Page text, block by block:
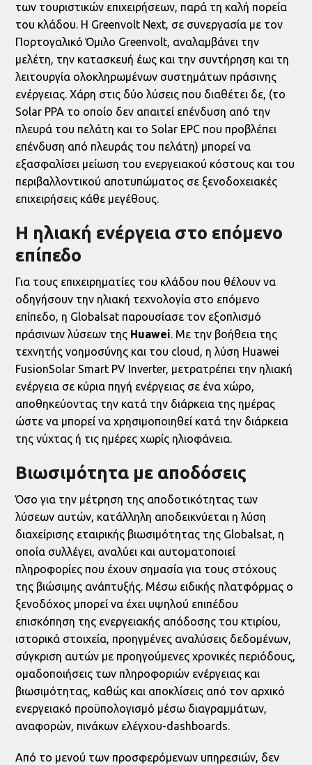
των τουριστικών επιχειρήσεων, παρά τη καλή πορεία
του κλάδου. Η Greenvolt Next, σε συνεργασία με τον
Πορτογαλικό Όμιλο Greenvolt, αναλαμβάνει την
μελέτη, την κατασκευή έως και την συντήρηση και τη
λειτουργία ολοκληρωμένων συστημάτων πράσινης
ενέργειας. Χάρη στις δύο λύσεις που διαθέτει δε, (το
Solar PPA το οποίο δεν απαιτεί επένδυση από την
πλευρά του πελάτη και το Solar EPC που προβλέπει
επένδυση από πλευράς του πελάτη) μπορεί να
εξασφαλίσει μείωση του ενεργειακού κόστους και του
περιβαλλοντικού αποτυπώματος σε ξενοδοχειακές
επιχειρήσεις κάθε μεγέθους.
Η ηλιακή ενέργεια στο επόμενο
επίπεδο
Για τους επιχειρηματίες του κλάδου που θέλουν να
οδηγήσουν την ηλιακή τεχνολογία στο επόμενο
επίπεδο, η Globalsat παρουσίασε τον εξοπλισμό
πράσινων λύσεων της Huawei. Με την βοήθεια της
τεχνητής νοημοσύνης και του cloud, η λύση Huawei
FusionSolar Smart PV Inverter, μετρατρέπει την ηλιακή
ενέργεια σε κύρια πηγή ενέργειας σε ένα χώρο,
αποθηκεύοντας την κατά την διάρκεια της ημέρας
ώστε να μπορεί να χρησιμοποιηθεί κατά την διάρκεια
της νύχτας ή τις ημέρες χωρίς ηλιοφάνεια.
Βιωσιμότητα με αποδόσεις
Όσο για την μέτρηση της αποδοτικότητας των
λύσεων αυτών, κατάλληλη αποδεικνύεται η λύση
διαχείρισης εταιρικής βιωσιμότητας της Globalsat, η
οποία συλλέγει, αναλύει και αυτοματοποιεί
πληροφορίες που έχουν σημασία για τους στόχους
της βιώσιμης ανάπτυξής. Μέσω ειδικής πλατφόρμας ο
ξενοδόχος μπορεί να έχει υψηλού επιπέδου
επισκόπηση της ενεργειακής απόδοσης του κτιρίου,
ιστορικά στοιχεία, προηγμένες αναλύσεις δεδομένων,
σύγκριση αυτών με προηγούμενες χρονικές περιόδους,
ομαδοποιήσεις των πληροφοριών ενέργειας και
βιωσιμότητας, καθώς και αποκλίσεις από τον αρχικό
ενεργειακό προϋπολογισμό μέσω διαγραμμάτων,
αναφορών, πινάκων ελέγχου-dashboards.
Από το μενού των προσφερόμενων υπηρεσιών, δεν